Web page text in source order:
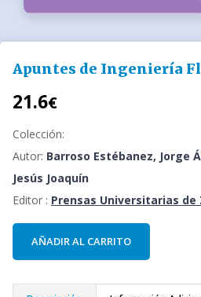
Apuntes de Ingeniería
21.6€
Colección:
Autor: Barroso Estébanez, Jorge
Jesús Joaquín
Editor : Prensas Universitarias de
AÑADIR AL CARRITO